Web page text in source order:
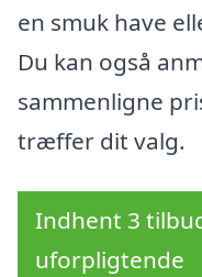
en smuk have
Du kan også
sammenligne
træffer dit valg.
Indhent 3
uforpligtende